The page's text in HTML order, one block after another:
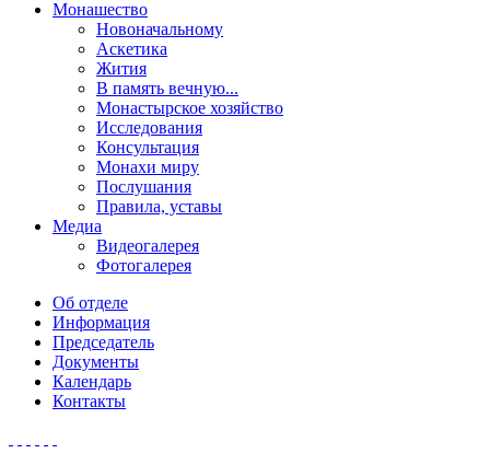
Монашество
Новоначальному
Аскетика
Жития
В память вечную...
Монастырское хозяйство
Исследования
Консультация
Монахи миру
Послушания
Правила, уставы
Медиа
Видеогалерея
Фотогалерея
Об отделе
Информация
Председатель
Документы
Календарь
Контакты